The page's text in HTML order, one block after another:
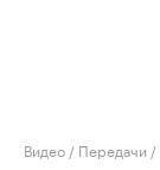
Видео / Передачи /